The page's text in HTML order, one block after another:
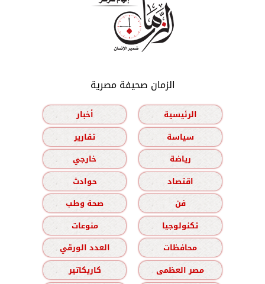
الزمان صحيفة مصرية
الرئيسية
أخبار
سياسة
تقارير
رياضة
خارجي
اقتصاد
حوادث
فن
صحة وطب
تكنولوجيا
منوعات
محافظات
العدد الورقي
مصر العظمى
كاريكاتير